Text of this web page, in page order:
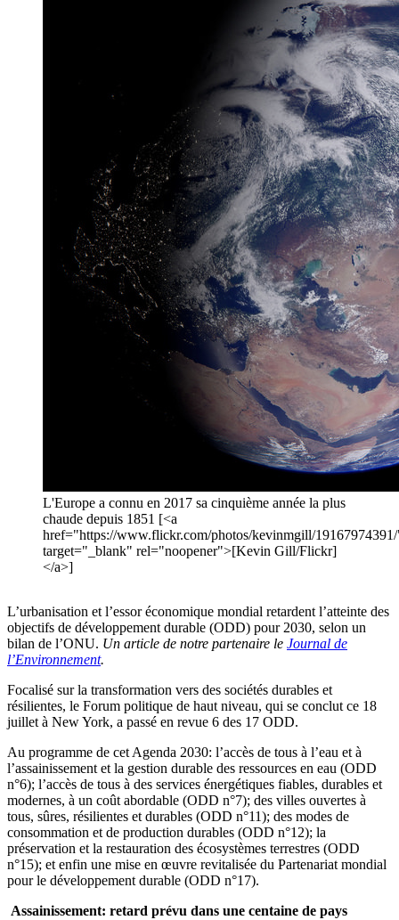
L'Europe a connu en 2017 sa cinquième année la plus
chaude depuis 1851 [<a
href="https://www.flickr.com/photos/kevinmgill/
target="_blank" rel="noopener">[Kevin Gill/Flickr]
</a>]
L’urbanisation et l’essor économique mondial retardent l’atteinte des
objectifs de développement durable (ODD) pour 2030, selon un
bilan de l’ONU. Un article de notre partenaire le Journal de
l’Environnement.
Focalisé sur la transformation vers des sociétés durables et
résilientes, le Forum politique de haut niveau, qui se conclut ce 18
juillet à New York, a passé en revue 6 des 17 ODD.
Au programme de cet Agenda 2030: l’accès de tous à l’eau et à
l’assainissement et la gestion durable des ressources en eau (ODD
n°6); l’accès de tous à des services énergétiques fiables, durables et
modernes, à un coût abordable (ODD n°7); des villes ouvertes à
tous, sûres, résilientes et durables (ODD n°11); des modes de
consommation et de production durables (ODD n°12); la
préservation et la restauration des écosystèmes terrestres (ODD
n°15); et enfin une mise en œuvre revitalisée du Partenariat mondial
pour le développement durable (ODD n°17).
Assainissement: retard prévu dans une centaine de pays